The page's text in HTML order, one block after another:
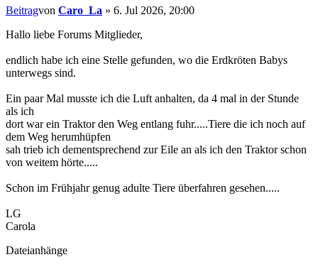
Beitragvon Caro_La » 6. Jul 2026, 20:00
Hallo liebe Forums Mitglieder,
endlich habe ich eine Stelle gefunden, wo die Erdkröten Babys
unterwegs sind.
Ein paar Mal musste ich die Luft anhalten, da 4 mal in der Stunde
als ich
dort war ein Traktor den Weg entlang fuhr.....Tiere die ich noch auf
dem Weg herumhüpfen
sah trieb ich dementsprechend zur Eile an als ich den Traktor schon
von weitem hörte.....
Schon im Frühjahr genug adulte Tiere überfahren gesehen.....
LG
Carola
Dateianhänge